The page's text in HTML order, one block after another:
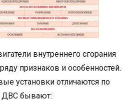
внутреннего сгорания
признаков и особенностей.
установки отличаются по
ДВС бывают: